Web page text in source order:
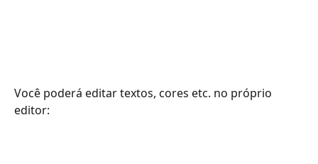
Você poderá editar textos, cores etc. no próprio
editor: